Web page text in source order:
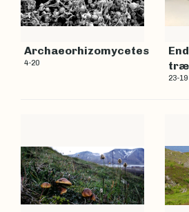
Archaeorhizomycetes
4-20
23-19